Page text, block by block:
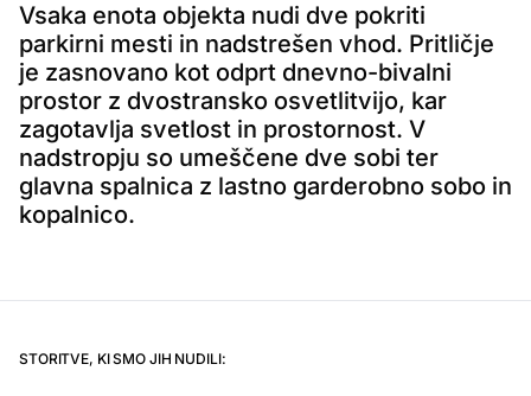
Vsaka enota objekta nudi dve pokriti
parkirni mesti in nadstrešen vhod. Pritličje
je zasnovano kot odprt dnevno-bivalni
prostor z dvostransko osvetlitvijo, kar
zagotavlja svetlost in prostornost. V
nadstropju so umeščene dve sobi ter
glavna spalnica z lastno garderobno sobo in
kopalnico.
STORITVE, KI SMO JIH NUDILI: